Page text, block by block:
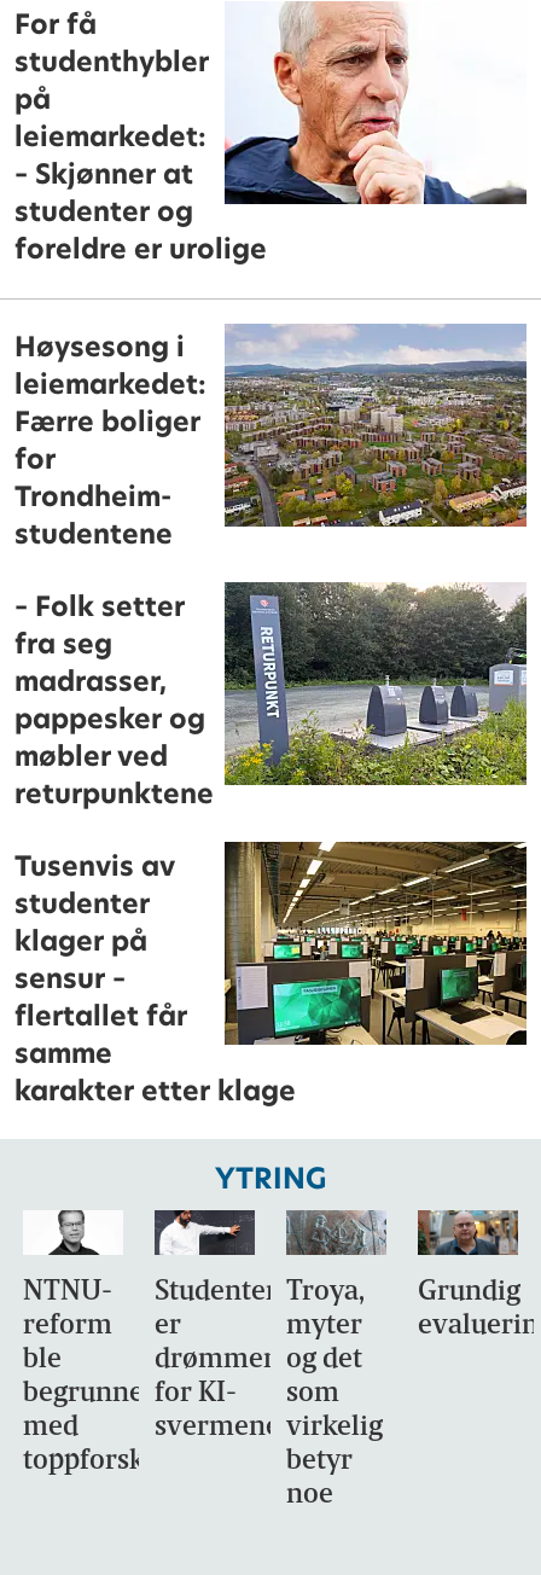
For få
studenthybler
på
leiemarkedet:
– Skjønner at
studenter og
foreldre er urolige
Høysesong i
leiemarkedet:
Færre boliger
for
Trondheim-
studentene
– Folk setter
fra seg
madrasser,
pappesker og
møbler ved
returpunktene
Tusenvis av
studenter
klager på
sensur –
flertallet får
samme
karakter etter klage
YTRING
NTNU-
reform
ble
begrunnet
med
toppforskning
Studentene
er
drømmemålet
for KI-
svermene
Troya,
myter
og det
som
virkelig
betyr
noe
Grundig